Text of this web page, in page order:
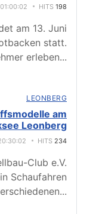
HITS 198
am 13. Juni
statt.
erleben...
LEONBERG
am
Leonberg
HITS 234
Club e.V.
Schaufahren
...